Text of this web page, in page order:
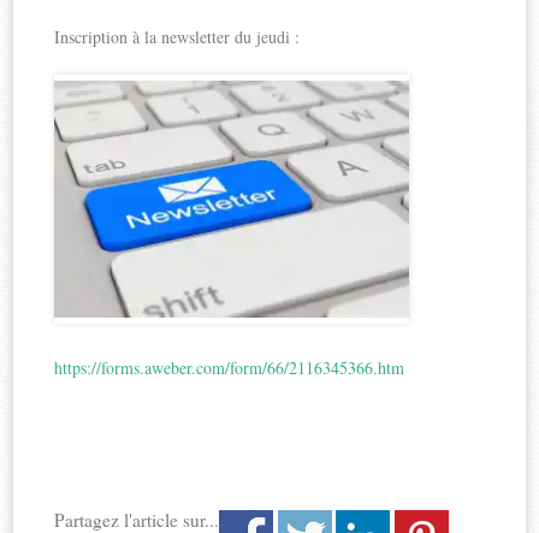
Inscription à la newsletter du jeudi :
https://forms.aweber.com/form/66/2116345366.htm
Partagez l'article sur...